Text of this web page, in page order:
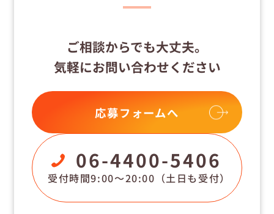
ご相談からでも大丈夫。
気軽にお問い合わせください
応募フォームへ
06-4400-5406
受付時間9:00〜20:00 （土日も受付）